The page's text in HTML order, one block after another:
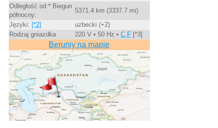
Odległość od * Biegun
północny:
5371.4 km (3337.7 mi)
Języki: [*2]
uzbecki (+2)
Rodzaj gniazdka
220 V • 50 Hz • C,F[*3]
Beruniy na mapie